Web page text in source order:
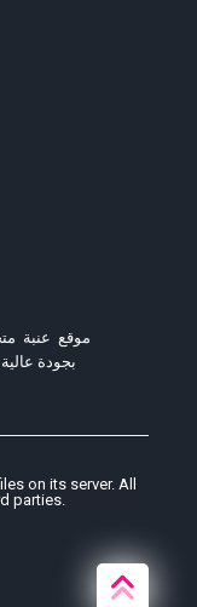
موقع عنبة
بجودة
on its server. All
parties.